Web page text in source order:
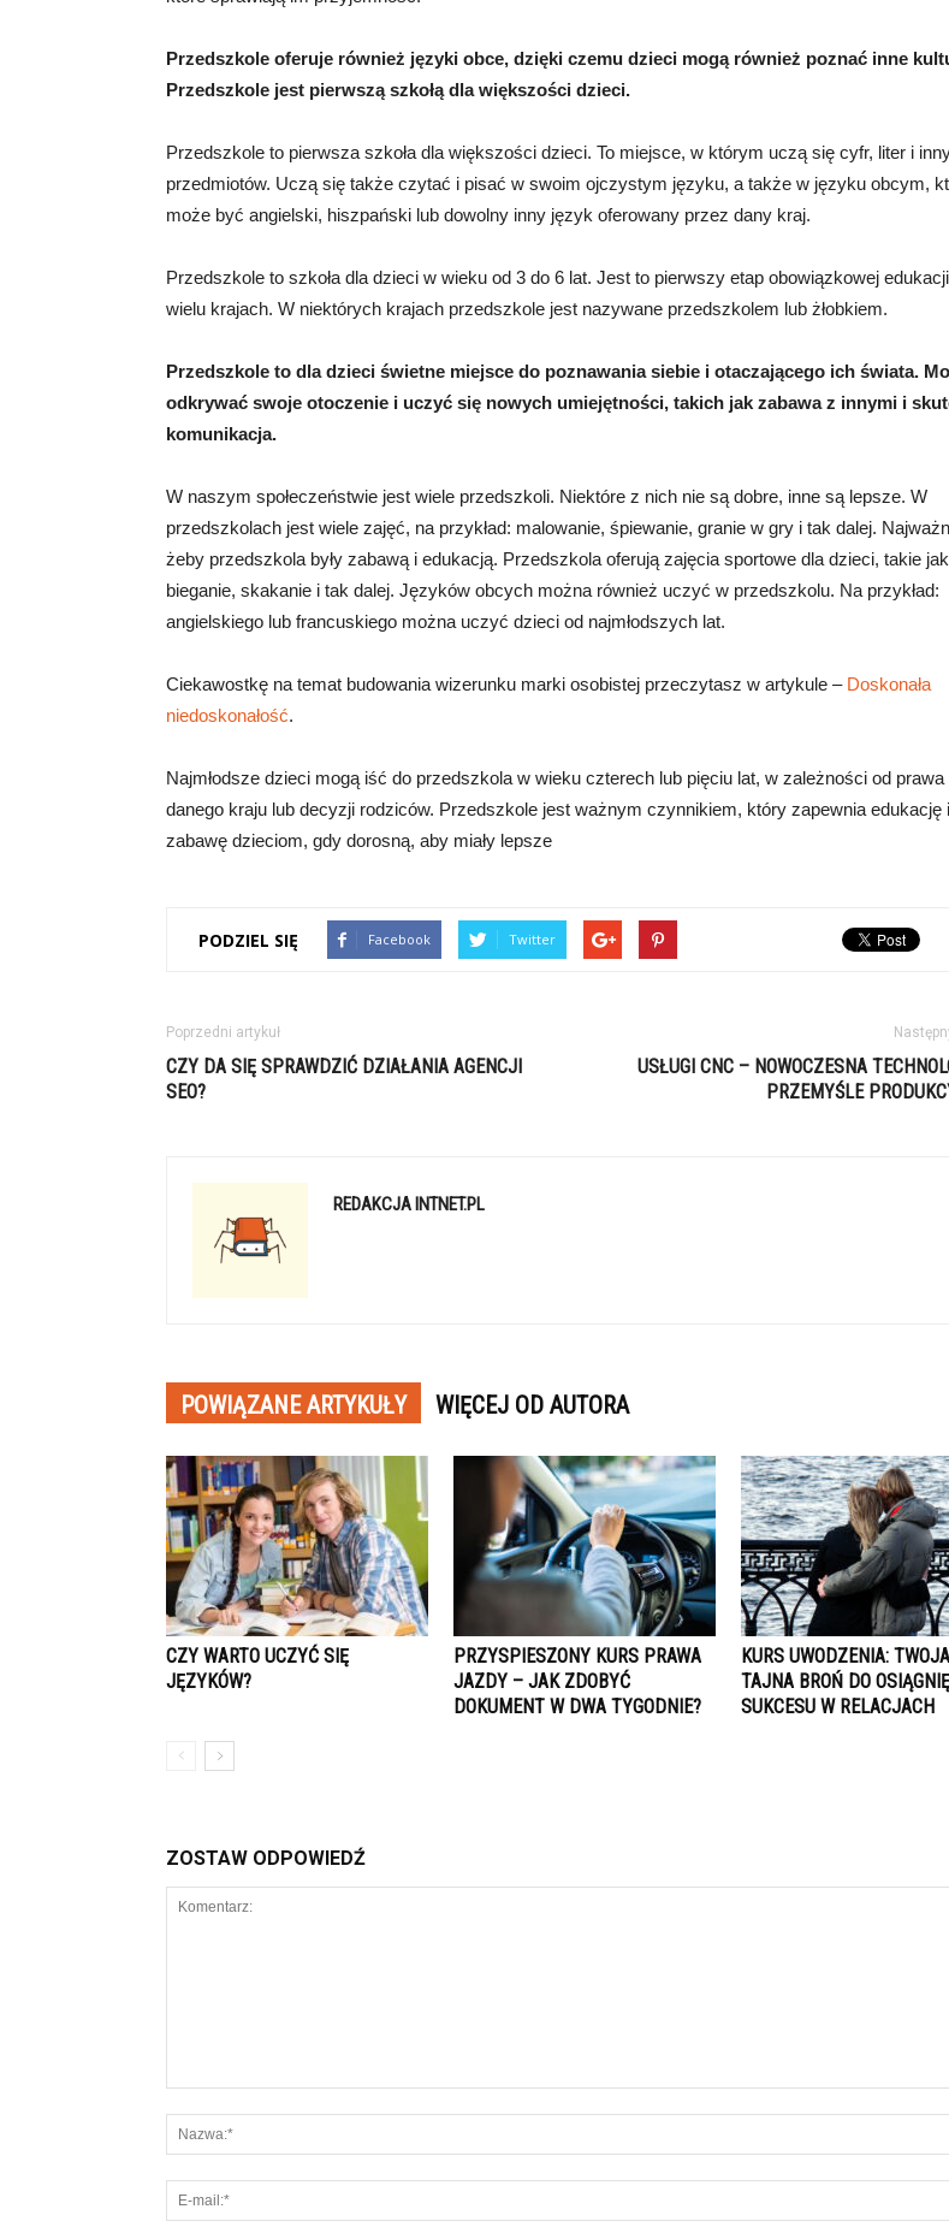
Przedszkole oferuje również języki obce, dzięki czemu dzieci mogą również poznać inne
Przedszkole jest pierwszą szkołą dla większości dzieci.
Przedszkole to pierwsza szkoła dla większości dzieci. To miejsce, w którym uczą się cyfr, liter i
przedmiotów. Uczą się także czytać i pisać w swoim ojczystym języku, a także w języku obcym,
może być angielski, hiszpański lub dowolny inny język oferowany przez dany kraj.
Przedszkole to szkoła dla dzieci w wieku od 3 do 6 lat. Jest to pierwszy etap obowiązkowej
wielu krajach. W niektórych krajach przedszkole jest nazywane przedszkolem lub żłobkiem.
Przedszkole to dla dzieci świetne miejsce do poznawania siebie i otaczającego ich świata.
odkrywać swoje otoczenie i uczyć się nowych umiejętności, takich jak zabawa z innymi i
komunikacja.
W naszym społeczeństwie jest wiele przedszkoli. Niektóre z nich nie są dobre, inne są lepsze. W
przedszkolach jest wiele zajęć, na przykład: malowanie, śpiewanie, granie w gry i tak dalej.
żeby przedszkola były zabawą i edukacją. Przedszkola oferują zajęcia sportowe dla dzieci, takie jak
bieganie, skakanie i tak dalej. Języków obcych można również uczyć w przedszkolu. Na przykład:
angielskiego lub francuskiego można uczyć dzieci od najmłodszych lat.
Ciekawostkę na temat budowania wizerunku marki osobistej przeczytasz w artykule – Doskonała
niedoskonałość.
Najmłodsze dzieci mogą iść do przedszkola w wieku czterech lub pięciu lat, w zależności od prawa
danego kraju lub decyzji rodziców. Przedszkole jest ważnym czynnikiem, który zapewnia edukację i
zabawę dzieciom, gdy dorosną, aby miały lepsze
PODZIEL SIĘ Facebook Twitter
Poprzedni artykuł
CZY DA SIĘ SPRAWDZIĆ DZIAŁANIA AGENCJI
SEO?
USŁUGI CNC – NOWOCZESNA
PRZEMYŚLE
REDAKCJA INTNET.PL
POWIĄZANE ARTYKUŁY WIĘCEJ OD AUTORA
CZY WARTO UCZYĆ SIĘ
JĘZYKÓW?
PRZYSPIESZONY KURS PRAWA
JAZDY – JAK ZDOBYĆ
DOKUMENT W DWA TYGODNIE?
KURS UWODZENIA: TWOJA
TAJNA BROŃ DO
SUKCESU W RELACJACH
ZOSTAW ODPOWIEDŹ